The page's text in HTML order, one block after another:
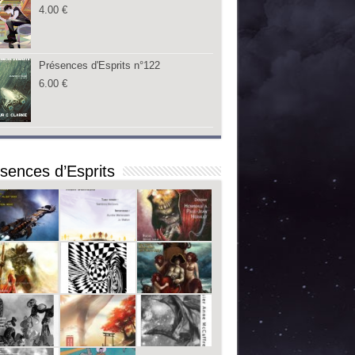
4.00 €
Présences d'Esprits n°122
6.00 €
d’Esprits